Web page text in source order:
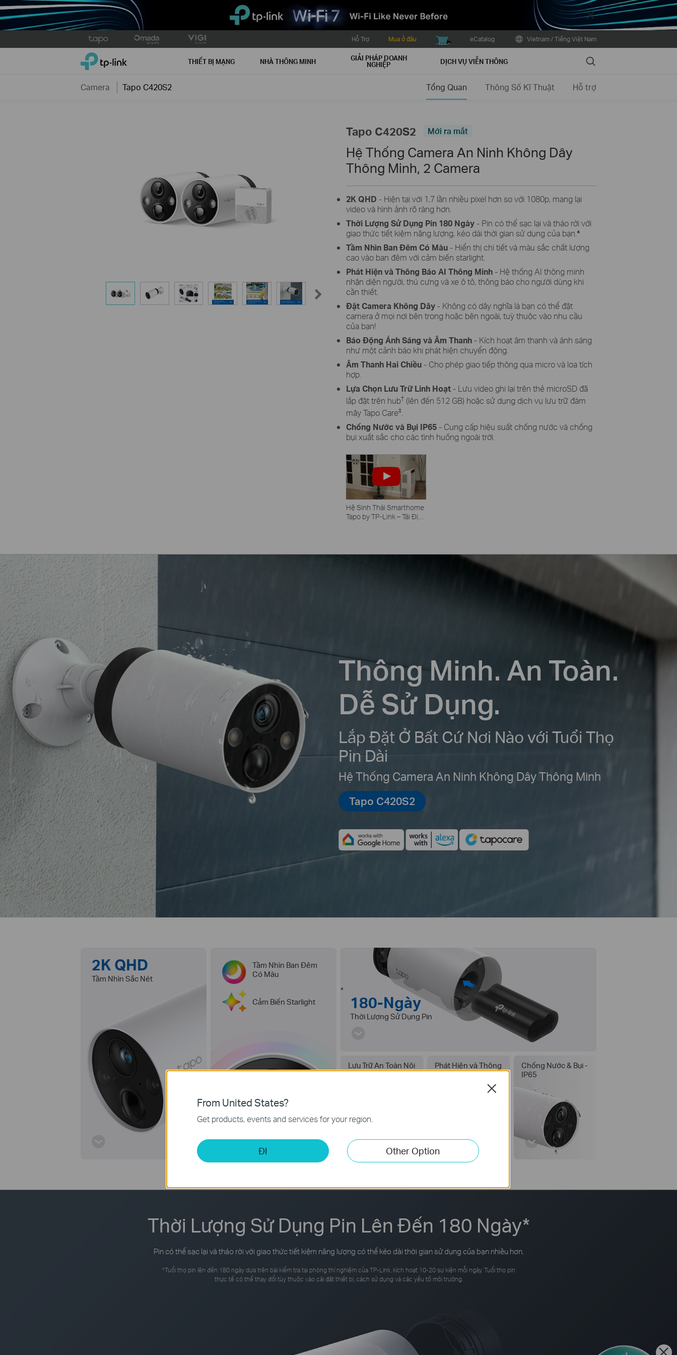
Close
to
Hỗ Trợ Mua ở đâu
buy icon
eCatalog Vietnam / Tiếng Việt Nam
TP-Link, Reliably Smart THIẾT BỊ MẠNG NHÀ THÔNG MINH GIẢI PHÁP DOANH
NGHIỆP DỊCH VỤ VIỄN THÔNG Search
Camera Tapo C420S2 Tổng Quan Thông Số Kĩ Thuật Hỗ trợ
Tapo C420S2 Mới ra mắt
Hệ Thống Camera An Ninh Không Dây
Thông Minh, 2 Camera
2K QHD - Hiện tại với 1,7 lần nhiều pixel hơn so với 1080p, mang lại
video và hình ảnh rõ ràng hơn.
Thời Lượng Sử Dụng Pin 180 Ngày - Pin có thể sạc lại và tháo rời với
giao thức tiết kiệm năng lượng, kéo dài thời gian sử dụng của bạn.*
Tầm Nhìn Ban Đêm Có Màu - Hiển thị chi tiết và màu sắc chất lượng
cao vào ban đêm với cảm biến starlight.
Phát Hiện và Thông Báo AI Thông Minh - Hệ thống AI thông minh
nhận diện người, thú cưng và xe ô tô, thông báo cho người dùng khi
cần thiết.
Đặt Camera Không Dây - Không có dây nghĩa là bạn có thể đặt
camera ở mọi nơi bên trong hoặc bên ngoài, tuỳ thuộc vào nhu cầu
của bạn!
Báo Động Ánh Sáng và Âm Thanh - Kích hoạt âm thanh và ánh sáng
như một cảnh báo khi phát hiện chuyển động.
Âm Thanh Hai Chiều - Cho phép giao tiếp thông qua micro và loa tích
hợp.
Lựa Chọn Lưu Trữ Linh Hoạt - Lưu video ghi lại trên thẻ microSD đã
lắp đặt trên hub† (lên đến 512 GB) hoặc sử dụng dịch vụ lưu trữ đám
mây Tapo Care‡
Chống Nước và Bụi IP65 - Cung cấp hiệu suất chống nước và chống
bụi xuất sắc cho các tình huống ngoài trời.
Hệ Sinh Thái Smarthome
Tapo by TP-Link – Tái Định
Thông Minh. An Toàn.
Dễ Sử Dụng.
Lắp Đặt Ở Bất Cứ Nơi Nào với Tuổi Thọ
Pin Dài
Hệ Thống Camera An Ninh Không Dây Thông Minh
Tapo C420S2
2K QHD
Tầm Nhìn Sắc Nét
Tầm Nhìn Ban Đêm
Có Màu
Cảm Biến Starlight 180-Ngày
Thời Lượng Sử Dụng Pin
*
Lưu Trữ An Toàn Nôi
Bộ
Phát Hiện và Thông
Báo AI Thông Minh
Chống Nước & Bụi -
IP65
Thời Lượng Sử Dụng Pin Lên Đến 180 Ngày*
Pin có thể sạc lại và tháo rời với giao thức tiết kiệm năng lượng có thể kéo dài thời gian sử dụng của bạn nhiều hơn.
*Tuổi thọ pin lên đến 180 ngày dựa trên bài kiểm tra tại phòng thí nghiệm của TP-Link, kích hoạt 10-20 sự kiện mỗi ngày. Tuổi thọ pin
thực tế có thể thay đổi tùy thuộc vào cài đặt thiết bị, cách sử dụng và các yếu tố môi trường.
From United States?
Get products, events and services for your region.
ĐI Other Option
Close